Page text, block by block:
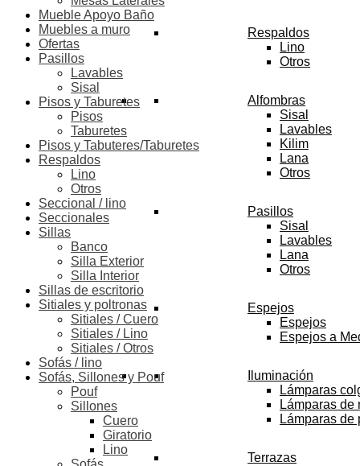
Respaldos
Lino
Otros
Alfombras
Sisal
Lavables
Kilim
Lana
Otros
Pasillos
Sisal
Lavables
Lana
Otros
Espejos
Espejos
Espejos a
Iluminación
Lámparas
Lámparas de
Lámparas de
Terrazas
Mueble Apoyo Baño
Muebles a muro
Ofertas
Pasillos
Lavables
Sisal
Pisos y Taburetes
Pisos
Taburetes
Pisos y Tabuteres/Taburetes
Respaldos
Lino
Otros
Seccional / lino
Seccionales
Sillas
Banco
Silla Exterior
Silla Interior
Sillas de escritorio
Sitiales y poltronas
Sitiales / Cuero
Sitiales / Lino
Sitiales / Otros
Sofás / lino
Sofás, Sillones y Pouf
Pouf
Sillones
Cuero
Giratorio
Lino